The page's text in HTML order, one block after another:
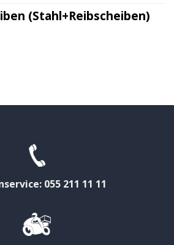
(Stahl+Reibscheiben)
055 211 11 11